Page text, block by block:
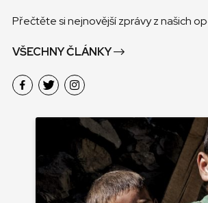
Přečtěte si nejnovější zprávy z našich
VŠECHNY ČLÁNKY